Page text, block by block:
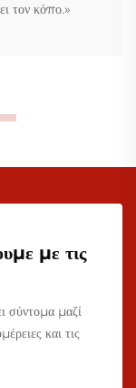
τον κόπο.»
με τις
σύντομα μαζί
και τις